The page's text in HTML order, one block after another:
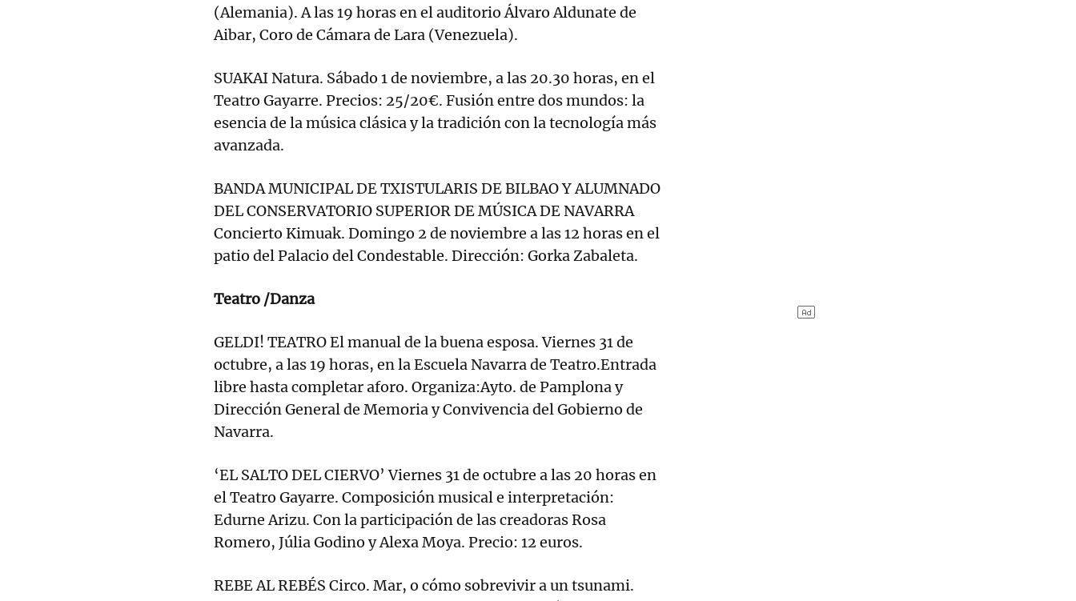
(Alemania). A las 19 horas en el auditorio Álvaro Aldunate de
Aibar, Coro de Cámara de Lara (Venezuela).
SUAKAI Natura. Sábado 1 de noviembre, a las 20.30 horas, en el
Teatro Gayarre. Precios: 25/20€. Fusión entre dos mundos: la
esencia de la música clásica y la tradición con la tecnología más
avanzada.
BANDA MUNICIPAL DE TXISTULARIS DE BILBAO Y ALUMNADO
DEL CONSERVATORIO SUPERIOR DE MÚSICA DE NAVARRA
Concierto Kimuak. Domingo 2 de noviembre a las 12 horas en el
patio del Palacio del Condestable. Dirección: Gorka Zabaleta.
Teatro /Danza
GELDI! TEATRO El manual de la buena esposa. Viernes 31 de
octubre, a las 19 horas, en la Escuela Navarra de Teatro.Entrada
libre hasta completar aforo. Organiza:Ayto. de Pamplona y
Dirección General de Memoria y Convivencia del Gobierno de
Navarra.
‘EL SALTO DEL CIERVO’ Viernes 31 de octubre a las 20 horas en
el Teatro Gayarre. Composición musical e interpretación:
Edurne Arizu. Con la participación de las creadoras Rosa
Romero, Júlia Godino y Alexa Moya. Precio: 12 euros.
REBE AL REBÉS Circo. Mar, o cómo sobrevivir a un tsunami.